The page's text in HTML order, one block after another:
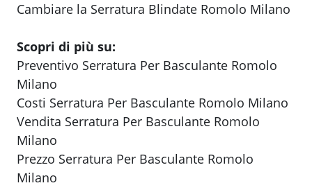
Cambiare la Serratura Blindate Romolo Milano
Scopri di più su:
Preventivo Serratura Per Basculante Romolo
Milano
Costi Serratura Per Basculante Romolo Milano
Vendita Serratura Per Basculante Romolo
Milano
Prezzo Serratura Per Basculante Romolo
Milano